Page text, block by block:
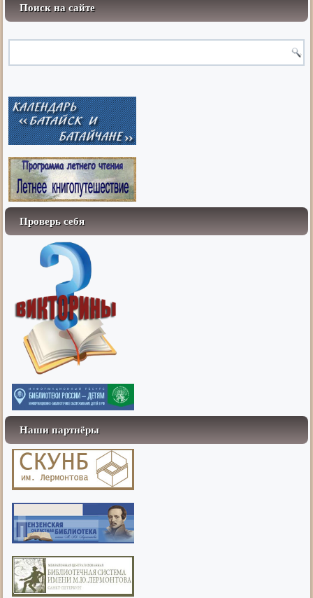
Поиск на сайте
Проверь себя
Наши партнёры